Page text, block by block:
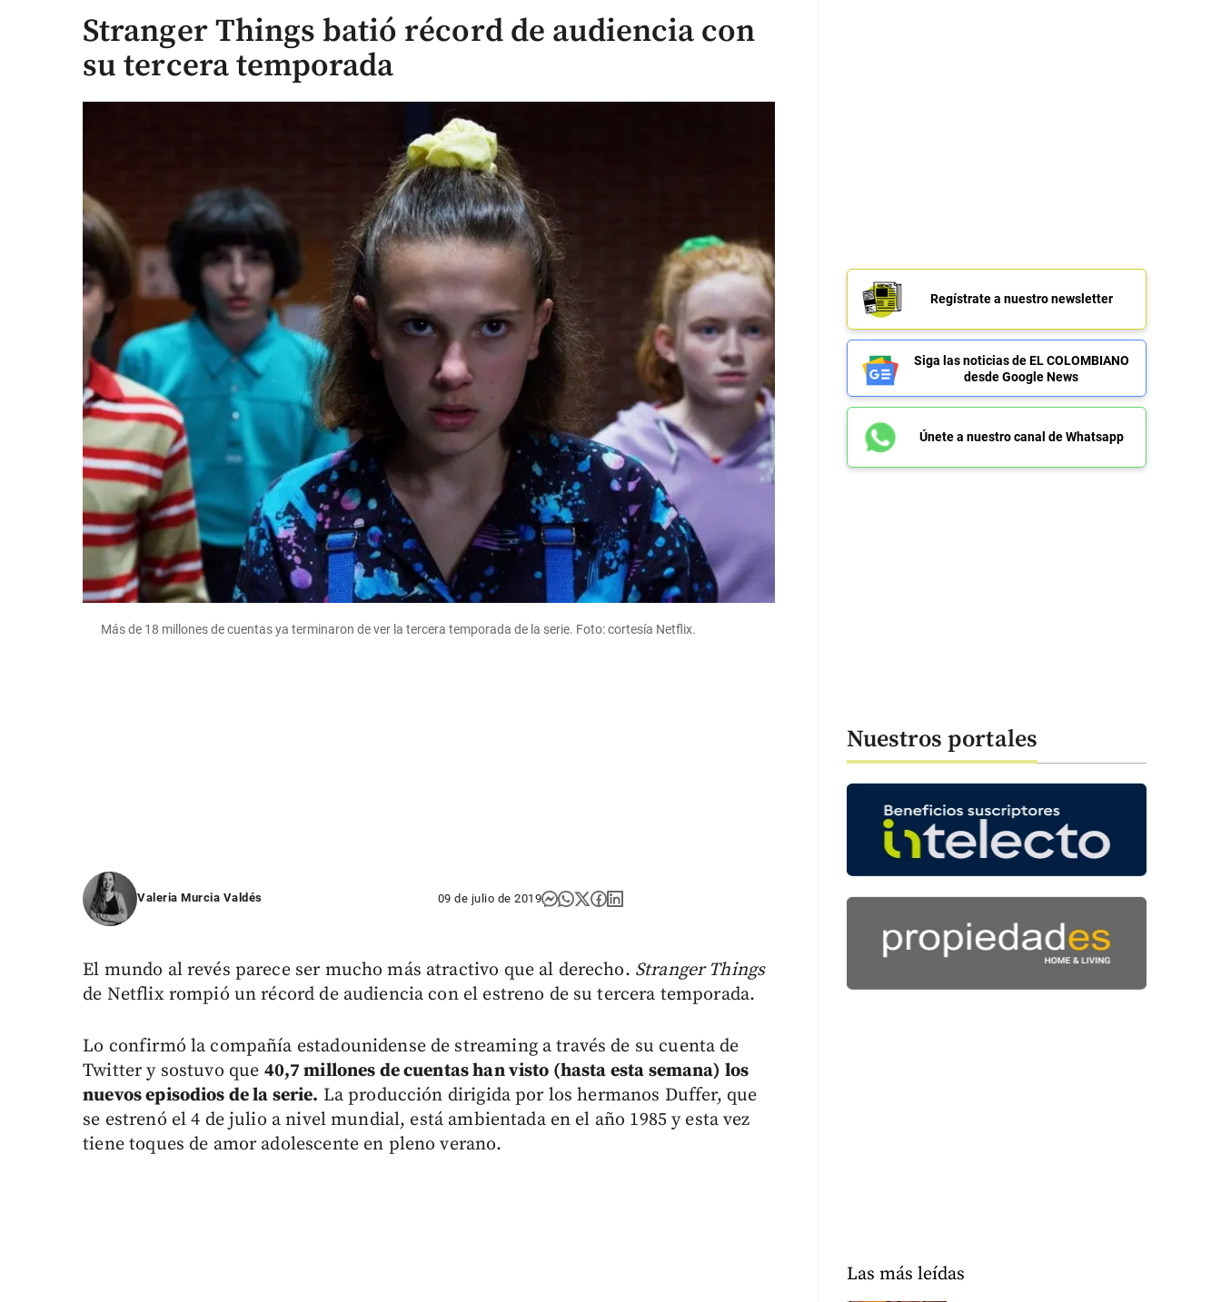
Stranger Things batió récord de audiencia con
su tercera temporada
Más de 18 millones de cuentas ya terminaron de ver la tercera temporada de la serie. Foto: cortesía Netflix.
Valeria Murcia Valdés 09 de julio de 2019
El mundo al revés parece ser mucho más atractivo que al derecho. Stranger Things
de Netflix rompió un récord de audiencia con el estreno de su tercera temporada.
Lo confirmó la compañía estadounidense de streaming a través de su cuenta de
Twitter y sostuvo que 40,7 millones de cuentas han visto (hasta esta semana) los
nuevos episodios de la serie. La producción dirigida por los hermanos Duffer, que
se estrenó el 4 de julio a nivel mundial, está ambientada en el año 1985 y esta vez
tiene toques de amor adolescente en pleno verano.
Regístrate a nuestro newsletter
Siga las noticias de EL COLOMBIANO
desde Google News
Únete a nuestro canal de Whatsapp
Nuestros portales
Las más leídas